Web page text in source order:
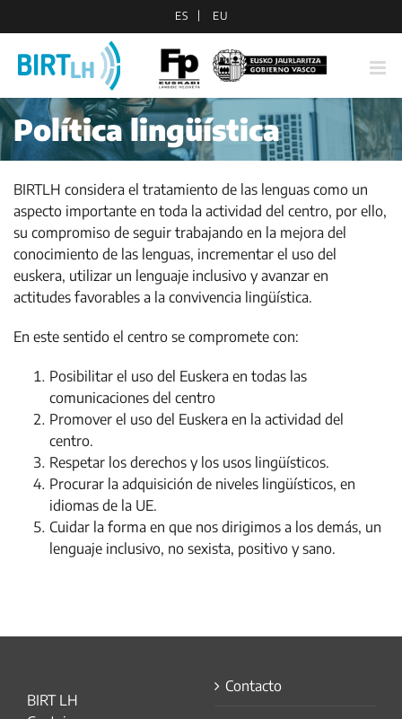
al
contenido
ES EU
Política lingüística
BIRTLH considera el tratamiento de las lenguas como un
aspecto importante en toda la actividad del centro, por ello,
su compromiso de seguir trabajando en la mejora del
conocimiento de las lenguas, incrementar el uso del
euskera, utilizar un lenguaje inclusivo y avanzar en
actitudes favorables a la convivencia lingüística.
En este sentido el centro se compromete con:
Posibilitar el uso del Euskera en todas las
comunicaciones del centro
Promover el uso del Euskera en la actividad del
centro.
Respetar los derechos y los usos lingüísticos.
Procurar la adquisición de niveles lingüísticos, en
idiomas de la UE.
Cuidar la forma en que nos dirigimos a los demás, un
lenguaje inclusivo, no sexista, positivo y sano.
BIRT LH
Contacto